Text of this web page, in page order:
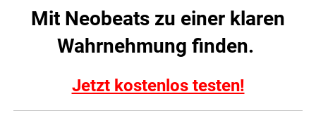
Mit Neobeats zu einer klaren
Wahrnehmung finden.
Jetzt kostenlos testen!